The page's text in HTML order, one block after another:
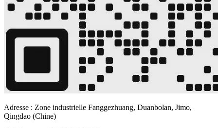
Adresse : Zone industrielle Fanggezhuang, Duanbolan, Jimo,
Qingdao (Chine)